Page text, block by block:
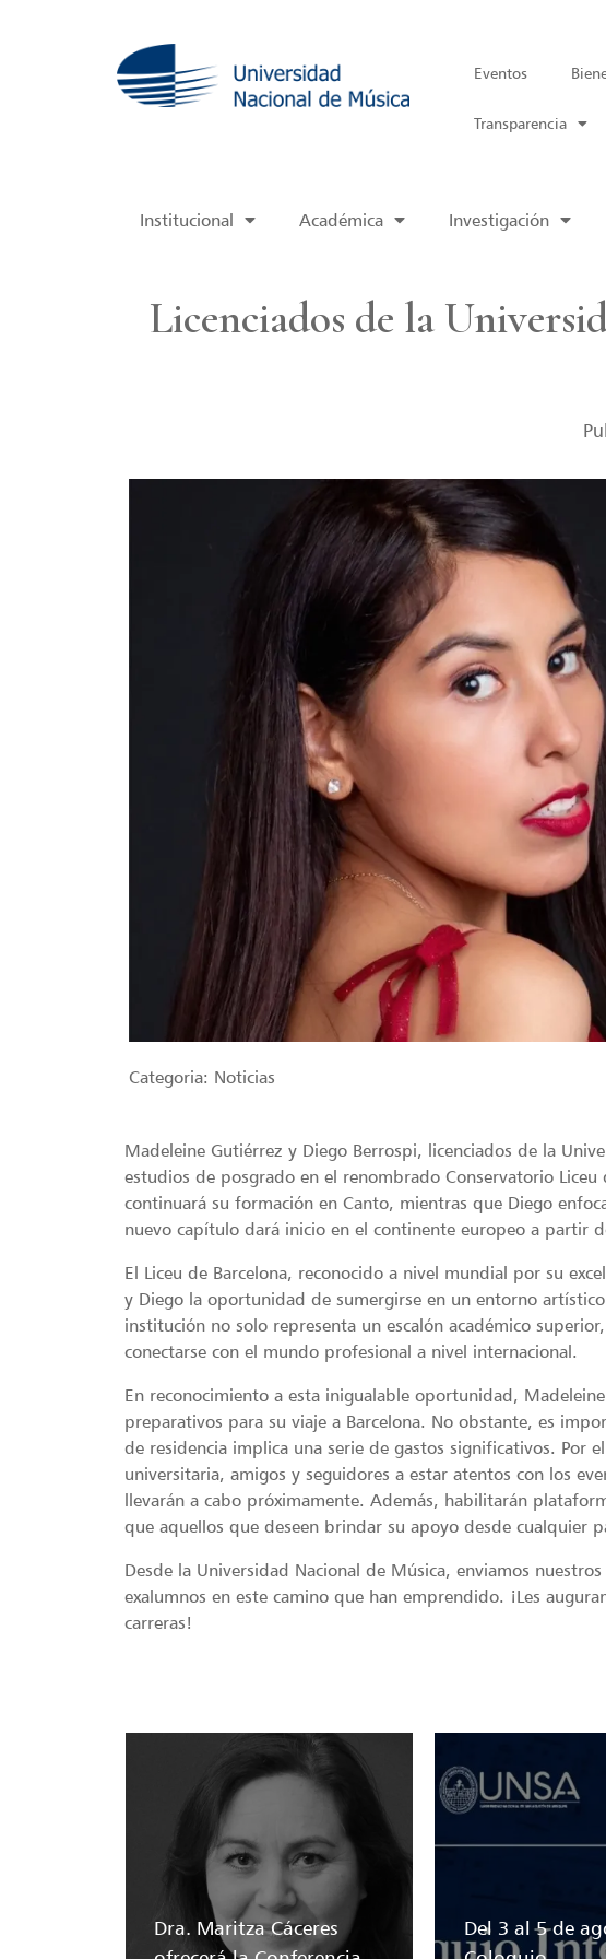
Eventos
Transparencia
Institucional Académica Investigación
Licenciados de la
Categoria: Noticias
Madeleine Gutiérrez y Diego Berrospi, licenciados de la
estudios de posgrado en el renombrado Conservatorio Liceu
continuará su formación en Canto, mientras que Diego
nuevo capítulo dará inicio en el continente europeo a partir
El Liceu de Barcelona, reconocido a nivel mundial por su
y Diego la oportunidad de sumergirse en un entorno
institución no solo representa un escalón académico
conectarse con el mundo profesional a nivel internacional.
En reconocimiento a esta inigualable oportunidad,
preparativos para su viaje a Barcelona. No obstante, es
de residencia implica una serie de gastos significativos. Por
universitaria, amigos y seguidores a estar atentos con los
llevarán a cabo próximamente. Además, habilitarán
que aquellos que deseen brindar su apoyo desde cualquier
Desde la Universidad Nacional de Música, enviamos
exalumnos en este camino que han emprendido. ¡Les
carreras!
Dra. Maritza Cáceres
Del 3 al 5 de